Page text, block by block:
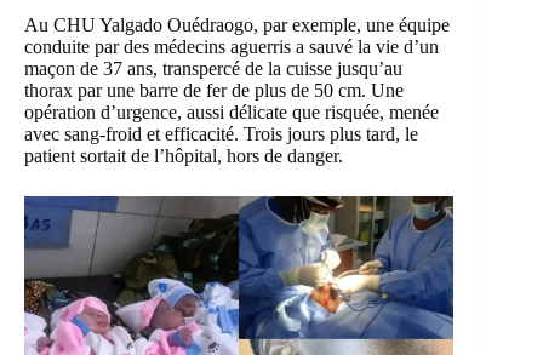
Au CHU Yalgado Ouédraogo, par exemple, une équipe
conduite par des médecins aguerris a sauvé la vie d’un
maçon de 37 ans, transpercé de la cuisse jusqu’au
thorax par une barre de fer de plus de 50 cm. Une
opération d’urgence, aussi délicate que risquée, menée
avec sang-froid et efficacité. Trois jours plus tard, le
patient sortait de l’hôpital, hors de danger.